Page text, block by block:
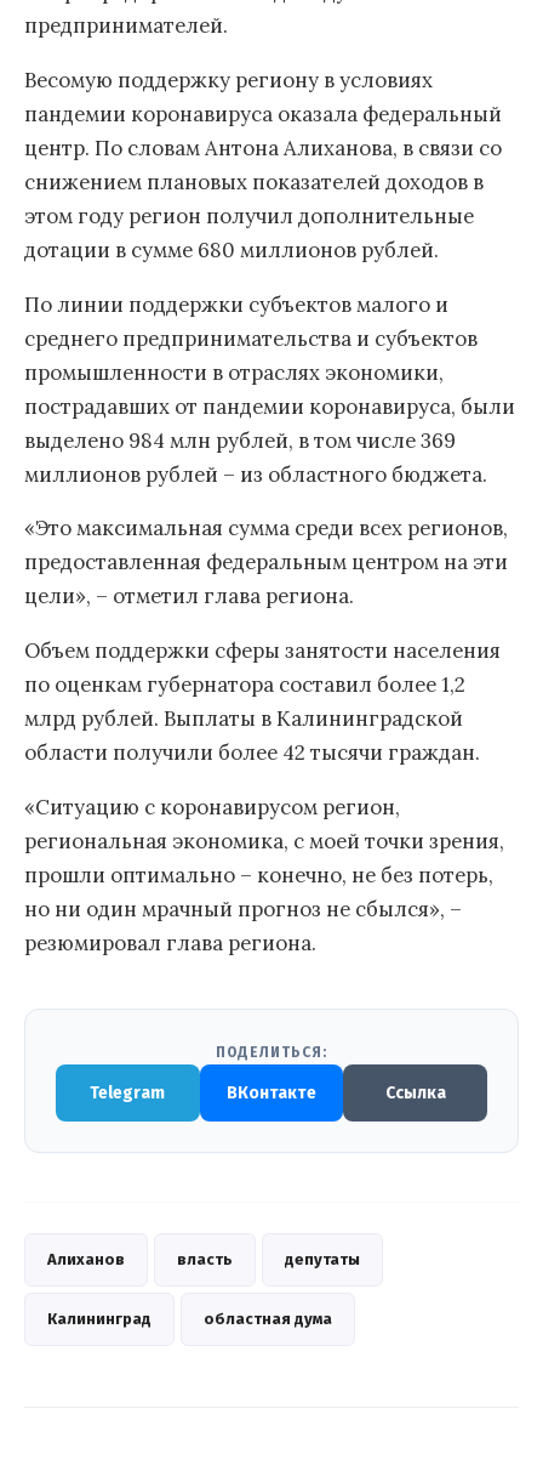
предпринимателей.
Весомую поддержку региону в условиях
пандемии коронавируса оказала федеральный
центр. По словам Антона Алиханова, в связи со
снижением плановых показателей доходов в
этом году регион получил дополнительные
дотации в сумме 680 миллионов рублей.
По линии поддержки субъектов малого и
среднего предпринимательства и субъектов
промышленности в отраслях экономики,
пострадавших от пандемии коронавируса, были
выделено 984 млн рублей, в том числе 369
миллионов рублей – из областного бюджета.
«Это максимальная сумма среди всех регионов,
предоставленная федеральным центром на эти
цели», – отметил глава региона.
Объем поддержки сферы занятости населения
по оценкам губернатора составил более 1,2
млрд рублей. Выплаты в Калининградской
области получили более 42 тысячи граждан.
«Ситуацию с коронавирусом регион,
региональная экономика, с моей точки зрения,
прошли оптимально – конечно, не без потерь,
но ни один мрачный прогноз не сбылся», –
резюмировал глава региона.
ПОДЕЛИТЬСЯ:
Telegram ВКонтакте Ссылка
Алиханов власть депутаты
Калининград областная дума